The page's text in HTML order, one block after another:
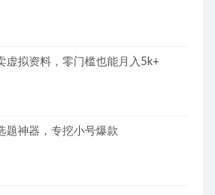
虚拟资料，零门槛也能月入5k+
题神器，专挖小号爆款